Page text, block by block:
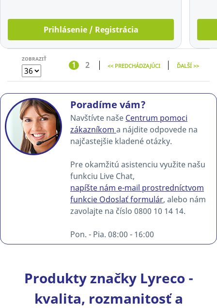
Prihlásenie / Registrácia
ZOBRAZIŤ
1 2 << PREDCHÁDZAJÚCI ĎALŠÍ >>
Poradíme vám?
Navštívte naše Centrum pomoci
zákazníkom a nájdite odpovede na
najčastejšie kladené otázky.
Pre okamžitú asistenciu využite našu
funkciu Live Chat,
napíšte nám e-mail prostredníctvom
funkcie Odoslať formulár, alebo nám
zavolajte na číslo 0800 10 14 14.
Pon. - Pia. 08:00 - 16:00
Produkty značky Lyreco -
kvalita, rozmanitosť a